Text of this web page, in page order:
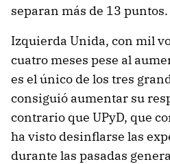
separan más de 13 puntos.
Izquierda Unida, con mil
cuatro meses pese al
es el único de los tres
consiguió aumentar su
contrario que UPyD, que
ha visto desinflarse las
durante las pasadas